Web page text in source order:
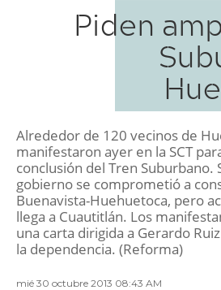
Piden
Alrededor de 120 vecinos de
manifestaron ayer en la SCT
conclusión del Tren Suburbano.
gobierno se comprometió a
Buenavista-Huehuetoca, pero
llega a Cuautitlán. Los
una carta dirigida a Gerardo
la dependencia. (Reforma)
mié 30 octubre 2013 08:43 AM